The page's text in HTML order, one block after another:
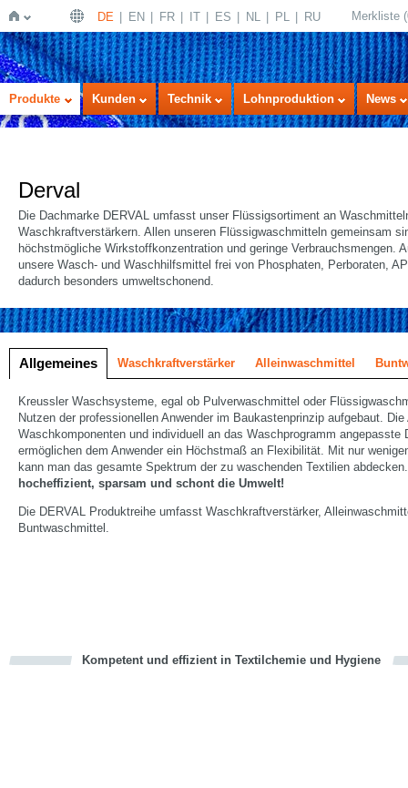
Startseite
DE EN FR IT ES NL PL RU Merkliste (
Produkte Kunden Technik Lohnproduktion News
Derval
Die Dachmarke DERVAL umfasst unser Flüssigsortiment an
Waschkraftverstärkern. Allen unseren Flüssigwaschmitteln gemeinsam
höchstmögliche Wirkstoffkonzentration und geringe Verbrauchsmengen.
unsere Wasch- und Waschhilfsmittel frei von Phosphaten, Perboraten,
dadurch besonders umweltschonend.
Allgemeines Waschkraftverstärker Alleinwaschmittel
Kreussler Waschsysteme, egal ob Pulverwaschmittel oder
Nutzen der professionellen Anwender im Baukastenprinzip aufgebaut. Die
Waschkomponenten und individuell an das Waschprogramm angepasste
ermöglichen dem Anwender ein Höchstmaß an Flexibilität. Mit nur
kann man das gesamte Spektrum der zu waschenden Textilien
hocheffizient, sparsam und schont die Umwelt!
Die DERVAL Produktreihe umfasst Waschkraftverstärker,
Buntwaschmittel.
Kompetent und effizient in Textilchemie und Hygiene